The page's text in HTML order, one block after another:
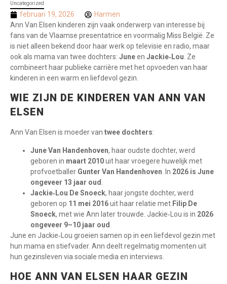
Uncategorized
februari 19, 2026
Harmen
Ann Van Elsen kinderen zijn vaak onderwerp van interesse bij
fans van de Vlaamse presentatrice en voormalig Miss België. Ze
is niet alleen bekend door haar werk op televisie en radio, maar
ook als mama van twee dochters: Juneen Jackie‑Lou . Ze
combineert haar publieke carrière met het opvoeden van haar
kinderen in een warm en liefdevol gezin.
WIE ZIJN DE KINDEREN VAN ANN VAN
ELSEN
Ann Van Elsen is moeder van twee dochters:
June Van Handenhoven, haar oudste dochter, werd
geboren in maart 2010uit haar vroegere huwelijk met
profvoetballer Gunter Van Handenhoven . In 2026 is June
ongeveer 13 jaar oud
Jackie‑Lou De Snoeck, haar jongste dochter, werd
geboren op 11 mei 2016uit haar relatie met Filip De
Snoeck, met wie Ann later trouwde. Jackie‑Lou is in 2026
ongeveer 9–10 jaar oud
June en Jackie‑Lou groeien samen op in een liefdevol gezin met
hun mama en stiefvader. Ann deelt regelmatig momenten uit
hun gezinsleven via sociale media en interviews.
HOE ANN VAN ELSEN HAAR GEZIN